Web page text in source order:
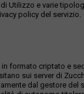
Utilizzo e varie
policy del servizio.
formato criptato e
sui server di
dal gestore del